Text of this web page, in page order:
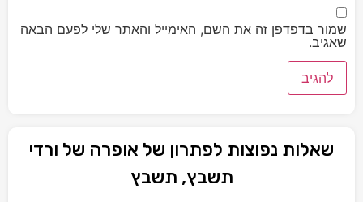
שמור בדפדפן זה את השם, האימייל והאתר שלי לפעם הבאה
שאגיב.
שאלות נפוצות לפתרון של אופרה של ורדי
תשבץ, תשבץ